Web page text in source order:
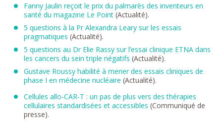
Fanny Jaulin reçoit le prix du palmarès des inventeurs en
santé du magazine Le Point(Actualité).
5 questions à la Pr Alexandra Leary sur les essais
pragmatiques (Actualité).
5 questions au Dr Elie Rassy sur l’essai clinique ETNA dans
les cancers du sein triple négatifs (Actualité).
Gustave Roussy habilité à mener des essais cliniques de
phase I en médecine nucléaire (Actualité).
Cellules allo-CAR-T : un pas de plus vers des thérapies
cellulaires standardisées et accessibles (Communiqué de
presse).